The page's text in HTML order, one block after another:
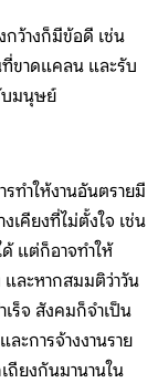
กว้างก็มีข้อดี เช่น
ที่ขาดแคลน และรับ
บมนุษย์
ทำให้งานอันตรายมี
คียงที่ไม่ตั้งใจ เช่น
แต่ก็อาจทำให้
ละหากสมมติว่าวัน
ร็จ สังคมก็จำเป็น
ะการจ้างงานราย
ถียงกันมานานใน